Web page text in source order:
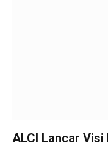
ALCI Lancar